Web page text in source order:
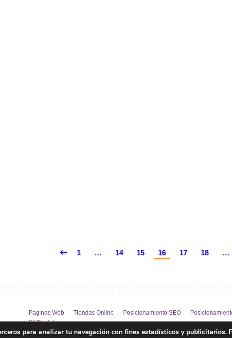
1 … 14 15 16 17 18 …
Páginas Web Tiendas Online Posicionamiento SEO
Kit Digital
para analizar tu navegación con fines estadísticos y publicitarios.